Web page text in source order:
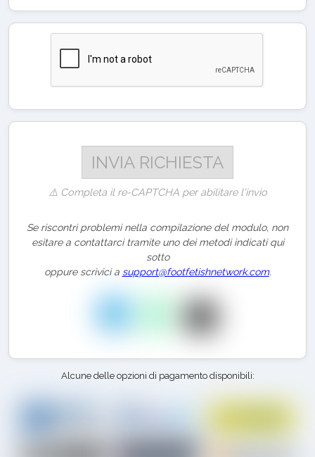
⚠️ Completa il re-CAPTCHA per abilitare l'invio
Se riscontri problemi nella compilazione del modulo, non
esitare a contattarci tramite uno dei metodi indicati qui
sotto
oppure scrivici a support@footfetishnetwork.com.
Alcune delle opzioni di pagamento disponibili: